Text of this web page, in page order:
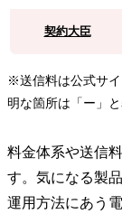
契約大臣
※送信料は公式サ
明な箇所は「ー」
料金体系や送信
す。気になる製
運用方法にあう